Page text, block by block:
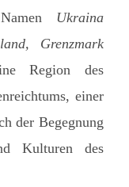
Ukraina
Grenzmark
Region des
einer
der Begegnung
Kulturen des